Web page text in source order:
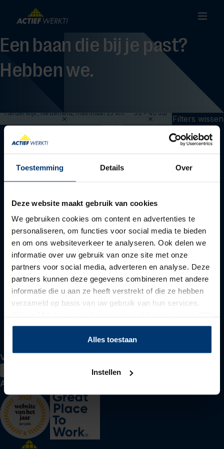
Toestemming Details Over
Deze website maakt gebruik van cookies
We gebruiken cookies om content en advertenties te
personaliseren, om functies voor social media te bieden
en om ons websiteverkeer te analyseren. Ook delen we
informatie over uw gebruik van onze site met onze
partners voor social media, adverteren en analyse. Deze
partners kunnen deze gegevens combineren met andere
informatie die u aan ze heeft verstrekt of die ze hebben
verzameld op basis van uw gebruik van hun services.
u liever geen cookies, klik dan op "instellen". Op onze
kunt u meer lezen over onze cookies.
Alles toestaan
Instellen
Een baan die bij je past?
Hebben we.
Harderwijk, Nederland, maximaal 25 km 36 - 40 uur
Filters wissen
Voor werkzoekenden
Voor werkgevers
Over Actief Werkt
Volg ons
Awards